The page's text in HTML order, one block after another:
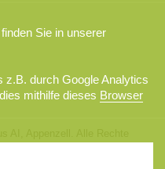
Sie in unserer
z.B. durch Google Analytics
mithilfe dieses Browser